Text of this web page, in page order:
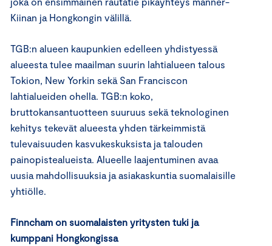
Kiinan ja Hongkongin välillä.
TGB:n alueen kaupunkien edelleen yhdistyessä
alueesta tulee maailman suurin lahtialueen talous
Tokion, New Yorkin sekä San Franciscon
lahtialueiden ohella. TGB:n koko,
bruttokansantuotteen suuruus sekä teknologinen
kehitys tekevät alueesta yhden tärkeimmistä
tulevaisuuden kasvukeskuksista ja talouden
painopistealueista. Alueelle laajentuminen avaa
uusia mahdollisuuksia ja asiakaskuntia suomalaisille
yhtiölle.
Finncham on suomalaisten yritysten tuki ja
kumppani Hongkongissa